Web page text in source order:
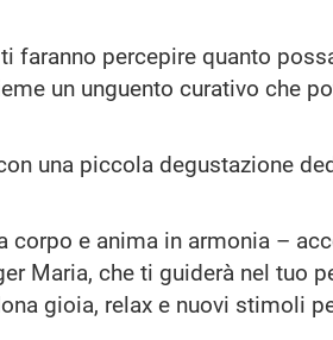
faranno percepire quanto
un unguento curativo che
una piccola degustazione
corpo e anima in armonia –
Maria, che ti guiderà nel tuo
gioia, relax e nuovi stimoli